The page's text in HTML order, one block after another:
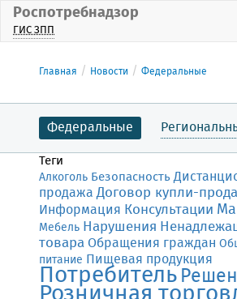
Роспотребнадзор
ГИС ЗПП
Главная Новости Федеральные
Федеральные
Теги
Алкоголь Безопасность
продажа Договор купли-
Информация Консультации
Мебель Нарушения
товара Обращения граждан
питание Пищевая продукция
Потребитель